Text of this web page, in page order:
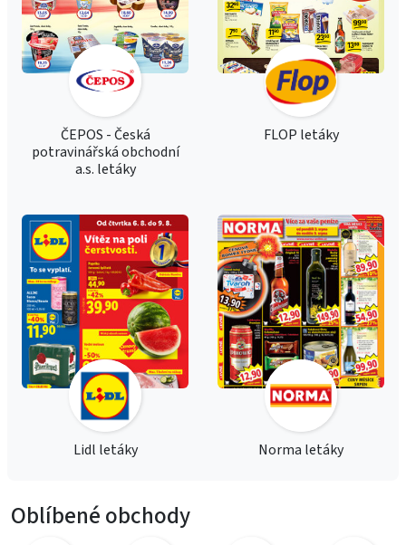
ČEPOS - Česká
potravinářská obchodní
a.s. letáky
FLOP letáky
Lidl letáky Norma letáky
Oblíbené obchody